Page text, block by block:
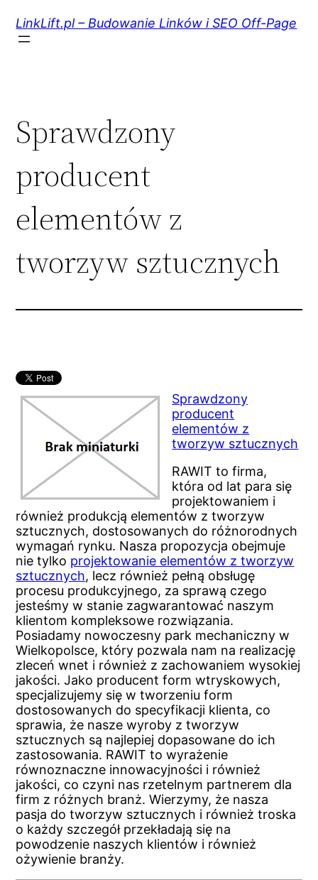
treści
LinkLift.pl – Budowanie Linków i SEO Off-Page
Sprawdzony
producent
elementów z
tworzyw sztucznych
Sprawdzony
producent
elementów z
tworzyw sztucznych
RAWIT to firma,
która od lat para się
projektowaniem i
również produkcją elementów z tworzyw
sztucznych, dostosowanych do różnorodnych
wymagań rynku. Nasza propozycja obejmuje
nie tylko projektowanie elementów z tworzyw
sztucznych, lecz również pełną obsługę
procesu produkcyjnego, za sprawą czego
jesteśmy w stanie zagwarantować naszym
klientom kompleksowe rozwiązania.
Posiadamy nowoczesny park mechaniczny w
Wielkopolsce, który pozwala nam na realizację
zleceń wnet i również z zachowaniem wysokiej
jakości. Jako producent form wtryskowych,
specjalizujemy się w tworzeniu form
dostosowanych do specyfikacji klienta, co
sprawia, że nasze wyroby z tworzyw
sztucznych są najlepiej dopasowane do ich
zastosowania. RAWIT to wyrażenie
równoznaczne innowacyjności i również
jakości, co czyni nas rzetelnym partnerem dla
firm z różnych branż. Wierzymy, że nasza
pasja do tworzyw sztucznych i również troska
o każdy szczegół przekładają się na
powodzenie naszych klientów i również
ożywienie branży.